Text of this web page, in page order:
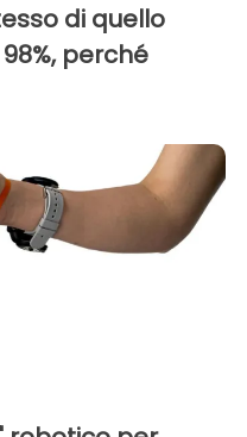
di quello
perché